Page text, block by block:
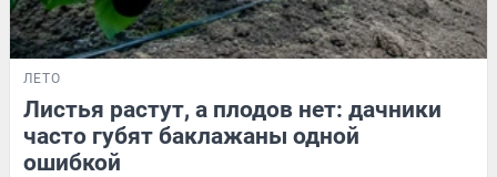
ЛЕТО
Листья растут, а плодов нет: дачники
часто губят баклажаны одной
ошибкой